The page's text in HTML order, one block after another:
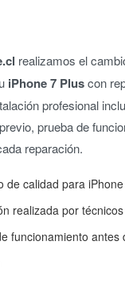
realizamos el
iPhone 7 Pluscon
profesional
prueba de
reparación.
de calidad para
realizada por
funcionamiento antes